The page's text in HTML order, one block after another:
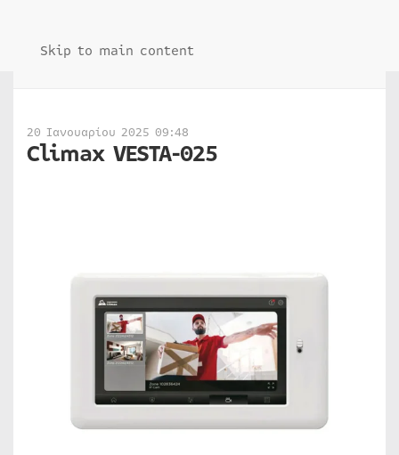
Skip to main content
20 Ιανουαρίου 2025 09:48
Climax VESTA-025